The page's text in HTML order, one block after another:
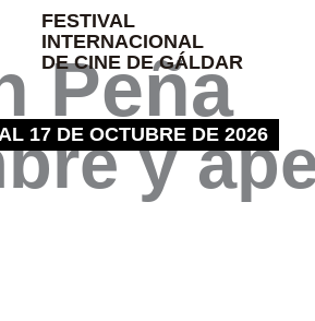
FESTIVAL
INTERNACIONAL
DE CINE DE GÁLDAR
17 DE OCTUBRE DE 2026
Peña
y